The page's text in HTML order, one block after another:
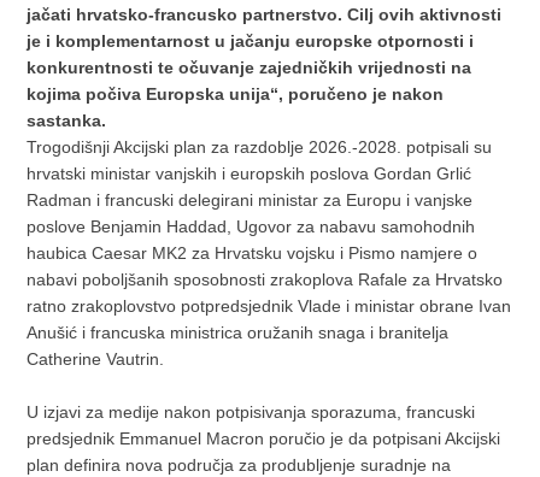
jačati hrvatsko-francusko partnerstvo. Cilj ovih aktivnosti
je i komplementarnost u jačanju europske otpornosti i
konkurentnosti te očuvanje zajedničkih vrijednosti na
kojima počiva Europska unija“, poručeno je nakon
sastanka.
Trogodišnji Akcijski plan za razdoblje 2026.-2028. potpisali su
hrvatski ministar vanjskih i europskih poslova Gordan Grlić
Radman i francuski delegirani ministar za Europu i vanjske
poslove Benjamin Haddad, Ugovor za nabavu samohodnih
haubica Caesar MK2 za Hrvatsku vojsku i Pismo namjere o
nabavi poboljšanih sposobnosti zrakoplova Rafale za Hrvatsko
ratno zrakoplovstvo potpredsjednik Vlade i ministar obrane Ivan
Anušić i francuska ministrica oružanih snaga i branitelja
Catherine Vautrin.
U izjavi za medije nakon potpisivanja sporazuma, francuski
predsjednik Emmanuel Macron poručio je da potpisani Akcijski
plan definira nova područja za produbljenje suradnje na